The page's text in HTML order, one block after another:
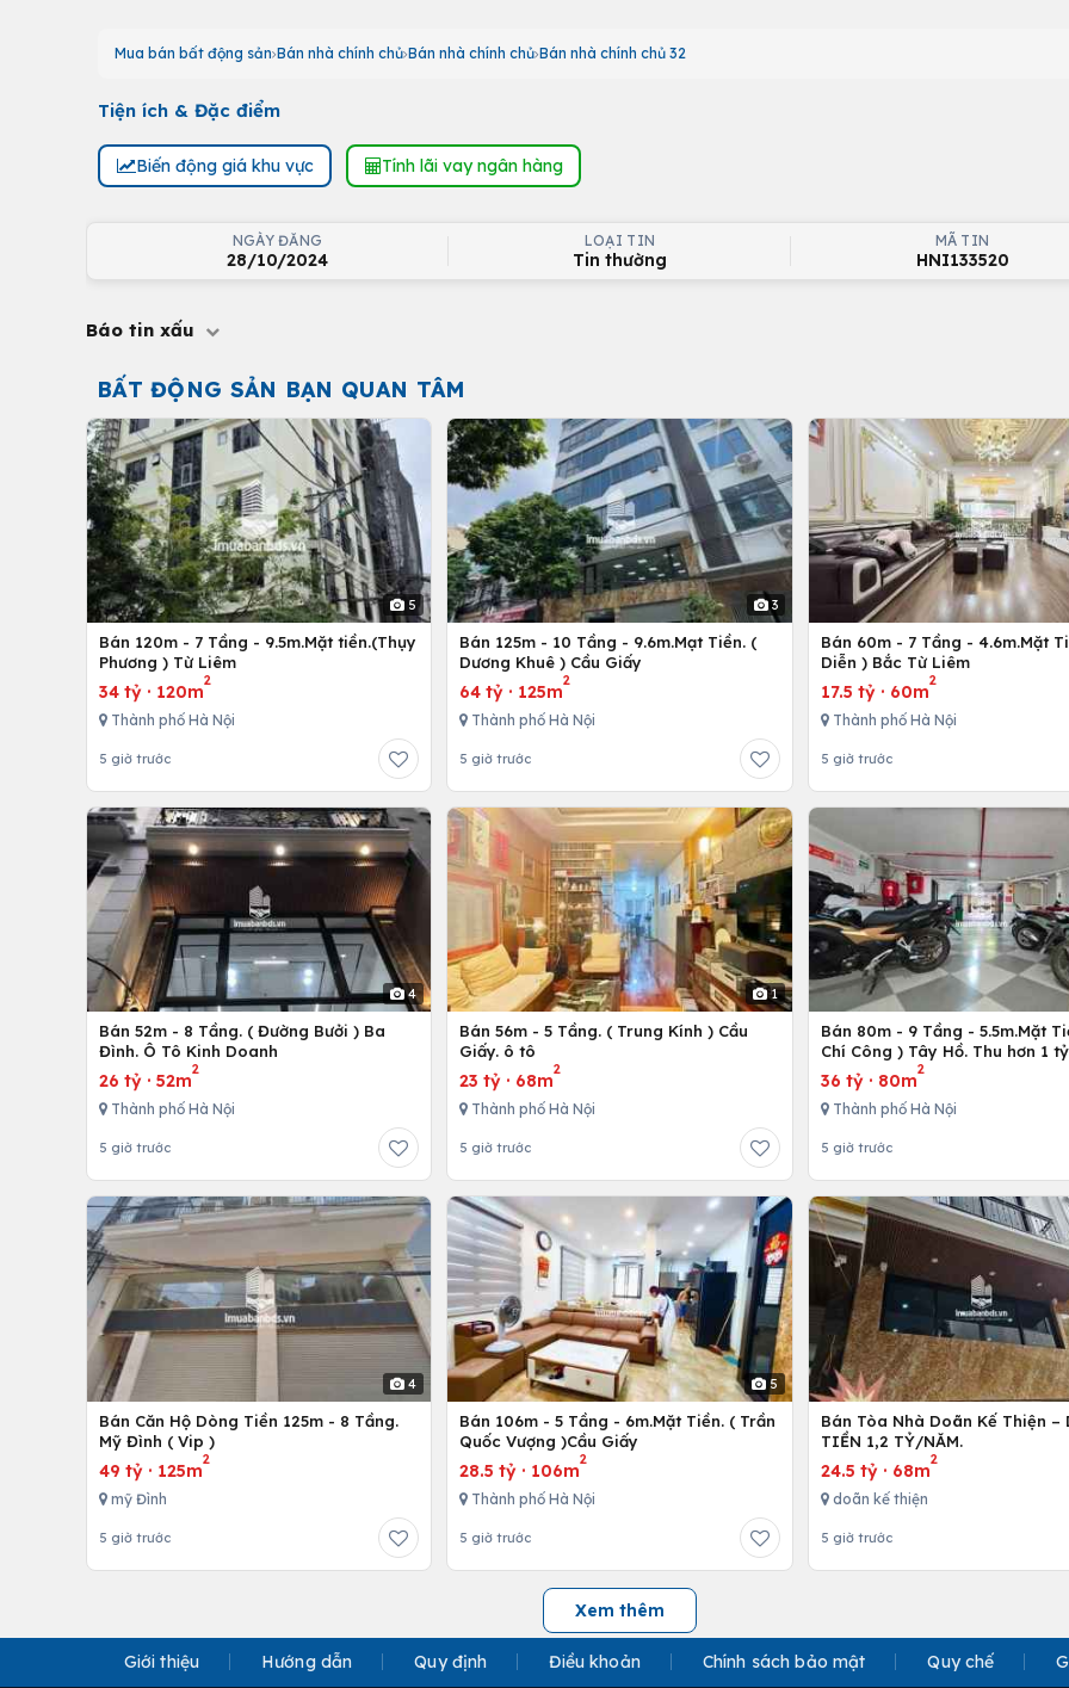
Mua bán bất động sản Bán nhà chính chủ Bán nhà chính chủ Bán nhà chính chủ 32
Tiện ích & Đặc điểm
Biến động giá khu vực Tính lãi vay ngân hàng
NGÀY ĐĂNG
28/10/2024
LOẠI TIN
Tin thường
MÃ TIN
HNI133520
Báo tin xấu
BẤT ĐỘNG SẢN BẠN QUAN TÂM
5
Bán 120m - 7 Tầng - 9.5m.Mặt tiền.(Thụy
Phương ) Từ Liêm
34 tỷ · 120m
2
Thành phố Hà Nội
5 giờ trước
3
Bán 125m - 10 Tầng - 9.6m.Mạt Tiền. (
Dương Khuê ) Cầu Giấy
64 tỷ · 125m
2
Thành phố Hà Nội
5 giờ trước
Bán 60m - 7 Tầng - 4.6m.Mặt
Diễn ) Bắc Từ Liêm
17.5 tỷ· 60m
2
Thành phố Hà Nội
5 giờ trước
4
Bán 52m - 8 Tầng. ( Đường Bưởi ) Ba
Đình. Ô Tô Kinh Doanh
26 tỷ · 52m
2
Thành phố Hà Nội
5 giờ trước
1
Bán 56m - 5 Tầng. ( Trung Kính ) Cầu
Giấy. ô tô
23 tỷ · 68m
2
Thành phố Hà Nội
5 giờ trước
Bán 80m - 9 Tầng - 5.5m.Mặt
Chí Công ) Tây Hồ. Thu hơn 1
36 tỷ· 80m
2
Thành phố Hà Nội
5 giờ trước
4
Bán Căn Hộ Dòng Tiền 125m - 8 Tầng.
Mỹ Đình ( Vip )
49 tỷ · 125m
2
mỹ Đình
5 giờ trước
5
Bán 106m - 5 Tầng - 6m.Mặt Tiền. ( Trần
Quốc Vượng )Cầu Giấy
28.5 tỷ · 106m
2
Thành phố Hà Nội
5 giờ trước
Bán Tòa Nhà Doãn Kế Thiện –
TIỀN 1,2 TỶ/NĂM.
24.5 tỷ· 68m
2
doãn kế thiện
5 giờ trước
Xem thêm
Giới thiệu Hướng dẫn Quy định Điều khoản Chính sách bảo mật Quy chế